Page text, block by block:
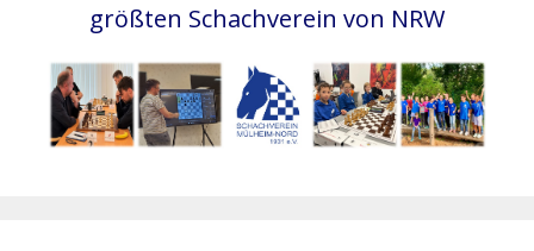
größten Schachverein von NRW